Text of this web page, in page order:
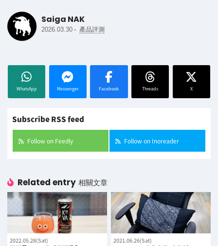
Saiga NAK
2026.03.30 - 產品評測
WhatsApp Messenger Facebook Threads X
Subscribe RSS feed
Follow on Feedly Follow on Inoreader
Related entry 相關文章
2022.05.28(Sat) 2021.06.26(Sat)